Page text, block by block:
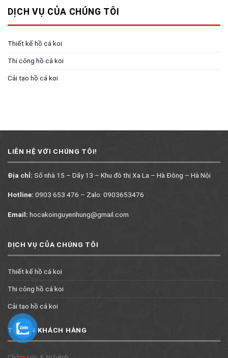
DỊCH VỤ CỦA CHÚNG TÔI
Thiết kế hồ cá koi
Thi công hồ cá koi
Cải tạo hồ cá koi
LIÊN HỆ VỚI CHÚNG TÔI!
Địa chỉ: Số nhà 15 – Dãy 13 – Khu đô thị Xa La – Hà Đông – Hà Nội
Hotline: 0903 653 476 – Zalo: 0903653476
Email: hocakoinguyenhung@gmail.com
DỊCH VỤ CỦA CHÚNG TÔI
Thiết kế hồ cá koi
Thi công hồ cá koi
Cải tạo hồ cá koi
TƯ VẤN KHÁCH HÀNG